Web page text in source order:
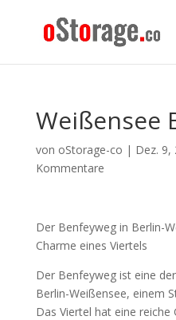
Weißensee
von oStorage-co | Dez. 9,
Kommentare
Der Benfeyweg in Berlin-
Charme eines Viertels
Der Benfeyweg ist eine
Berlin-Weißensee, einem
Das Viertel hat eine